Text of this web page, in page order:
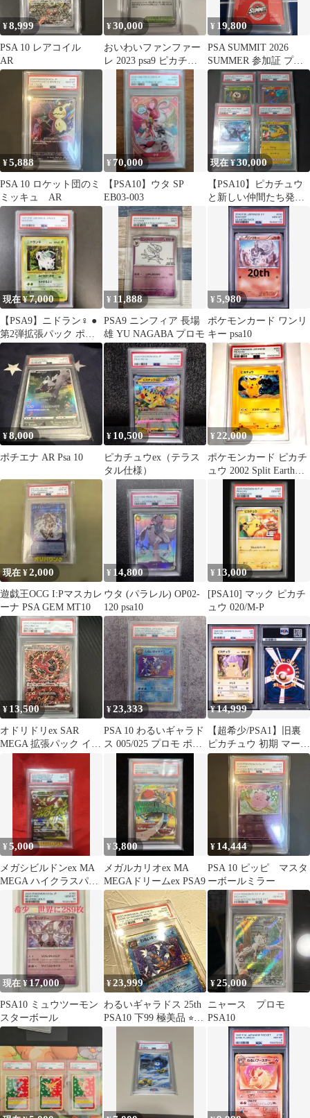
¥8,999
PSA 10 レアコイル
AR
¥30,000
おいわいファンファー
レ 2023 psa9 ピカチュ
ウ ヒトカゲ
¥ 19,800
PSA SUMMIT 2026
SUMMER 参加証 プロ
モ
¥5,888
PSA 10 ロケット団のミ
ミッキュ AR
¥ 70,000
【PSA10】ウタ SP
EB03-003
現在 ¥30,000
【PSA10】ピカチュウ
と新しい仲間たち発売
記念カード4連番セット
現在 ¥7,000
【PSA9】ニドラン♀ ●
第2弾拡張パック ポケ
モンジャングル
¥ 11,888
PSA9 ニンフィア 長場
雄 YU NAGABA プロモ
¥5,980
ポケモンカード ワンリ
キー psa10
¥8,000
ポチエナ AR Psa 10
¥ 10,500
ピカチュウex（テラス
タル仕様）
¥22,000
ポケモンカード ピカチ
ュウ 2002 Split Earth
PSA 3
現在 ¥2,000
遊戯王OCG I:Pマスカレ
ーナ PSA GEM MT10
¥ 14,800
ウタ (パラレル) OP02-
120 psa10
¥ 13,000
[PSA10] マック ピカチ
ュウ 020/M-P
¥ 13,500
オドリドリex SAR
MEGA 拡張パック イン
フェルノX 111/080
¥23,333
PSA 10 わるいギャラド
ス 005/025 プロモ ポケ
モンカード 25th
¥14,999
【超希少/PSA1】旧裏
ピカチュウ 初期 マーク
あり 第1弾拡張パック
¥5,000
メガシビルドンex MA
MEGA ハイクラスパッ
ク MEGAドリームex
キ…
¥3,800
メガルカリオex MA
MEGAドリームex PSA9
¥ 14,444
PSA 10 ピッピ マスタ
ーボールミラー
現在 ¥17,000
PSA10 ミュウツーモン
スターボール
¥23,999
わるいギャラドス 25th
PSA10 下99 極美品 ⭐︎ポ
¥25,000
ニャース プロモ
PSA10